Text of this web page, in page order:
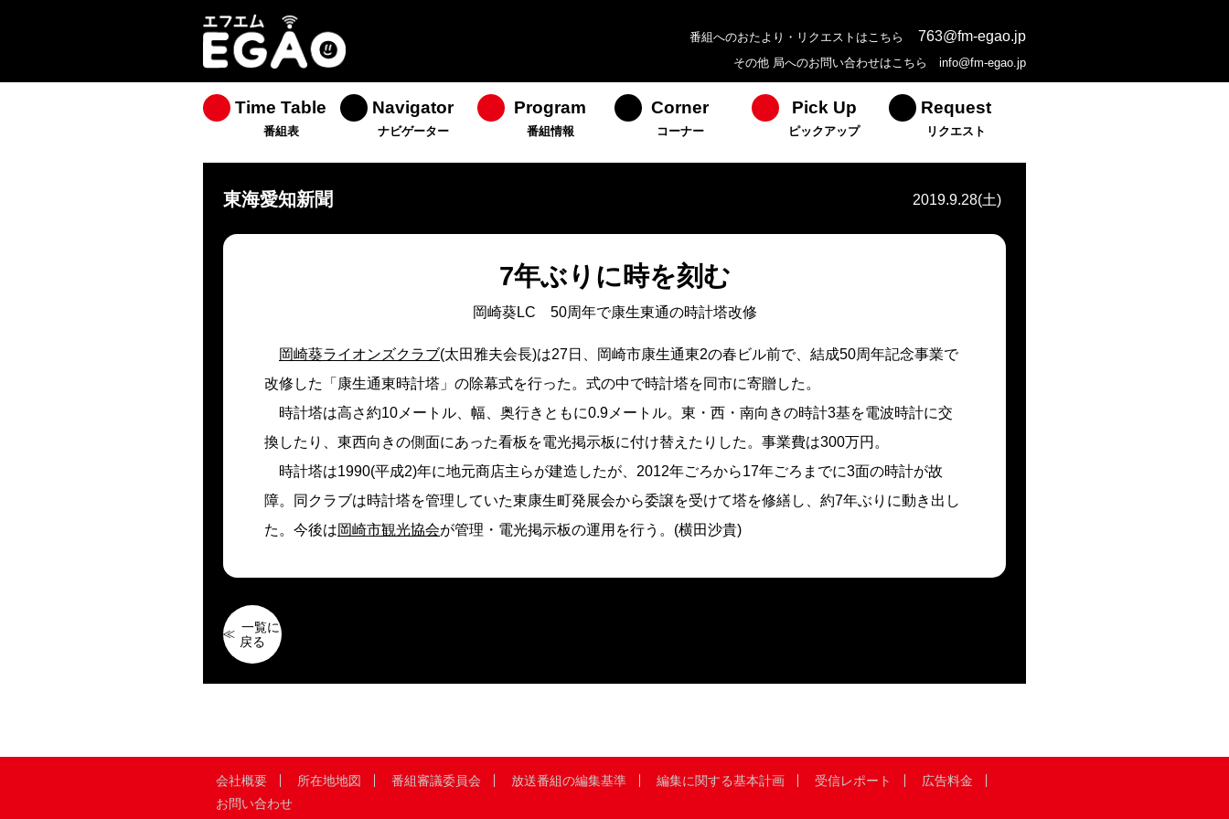
番組へのおたより・リクエストはこちら 763@fm-egao.jp
その他 局へのお問い合わせはこちら info@fm-egao.jp
Time Table
番組表
Navigator
ナビゲーター
Program
番組情報
Corner
コーナー
Pick Up
ピックアップ
Request
リクエスト
東海愛知新聞 2019.9.28(土)
7年ぶりに時を刻む
岡崎葵LC 50周年で康生東通の時計塔改修
岡崎葵ライオンズクラブ(太田雅夫会長)は27日、岡崎市康生通東2の春ビル前で、結成50周年記念事業で
改修した「康生通東時計塔」の除幕式を行った。式の中で時計塔を同市に寄贈した。
時計塔は高さ約10メートル、幅、奥行きともに0.9メートル。東・西・南向きの時計3基を電波時計に交
換したり、東西向きの側面にあった看板を電光掲示板に付け替えたりした。事業費は300万円。
時計塔は1990(平成2)年に地元商店主らが建造したが、2012年ごろから17年ごろまでに3面の時計が故
障。同クラブは時計塔を管理していた東康生町発展会から委譲を受けて塔を修繕し、約7年ぶりに動き出し
た。今後は岡崎市観光協会が管理・電光掲示板の運用を行う。(横田沙貴)
一覧に
戻る
会社概要 所在地地図 番組審議委員会 放送番組の編集基準 編集に関する基本計画 受信レポート
広告料金
お問い合わせ